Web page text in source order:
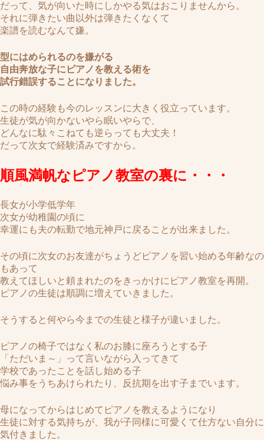
だって、気が向いた時にしかやる気はおこりませんから。
それに弾きたい曲以外は弾きたくなくて
楽譜を読むなんて嫌。
型にはめられるのを嫌がる
自由奔放な子にピアノを教える術を
試行錯誤することになりました。
この時の経験も今のレッスンに大きく役立っています。
生徒が気が向かないやら眠いやらで、
どんなに駄々こねても逆らっても大丈夫！
だって次女で経験済みですから。
順風満帆なピアノ教室の裏に・・・
長女が小学低学年
次女が幼稚園の頃に
幸運にも夫の転勤で地元神戸に戻ることが出来ました。
その頃に次女のお友達がちょうどピアノを習い始める年齢なの
もあって
教えてほしいと頼まれたのをきっかけにピアノ教室を再開。
ピアノの生徒は順調に増えていきました。
そうすると何やら今までの生徒と様子が違いました。
ピアノの椅子ではなく私のお膝に座ろうとする子
「ただいま～」って言いながら入ってきて
学校であったことを話し始める子
悩み事をうちあけられたり、反抗期を出す子までいます。
母になってからはじめてピアノを教えるようになり
生徒に対する気持ちが、我が子同様に可愛くて仕方ない自分に
気付きました。